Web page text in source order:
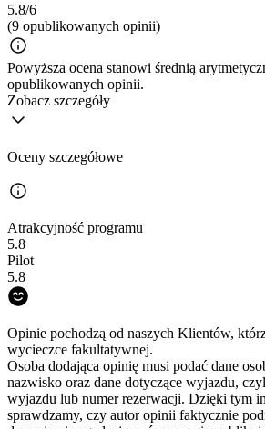
5.8/6
(9 opublikowanych opinii)
Powyższa ocena stanowi średnią
opublikowanych opinii.
Zobacz szczegóły
Oceny szczegółowe
Atrakcyjność programu
5.8
Pilot
5.8
Opinie pochodzą od naszych Klientów,
wycieczce fakultatywnej.
Osoba dodająca opinię musi podać dane
nazwisko oraz dane dotyczące wyjazdu,
wyjazdu lub numer rezerwacji. Dzięki tym
sprawdzamy, czy autor opinii faktycznie